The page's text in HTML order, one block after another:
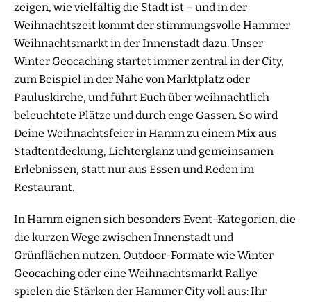
zeigen, wie vielfältig die Stadt ist – und in der
Weihnachtszeit kommt der stimmungsvolle Hammer
Weihnachtsmarkt in der Innenstadt dazu. Unser
Winter Geocaching startet immer zentral in der City,
zum Beispiel in der Nähe von Marktplatz oder
Pauluskirche, und führt Euch über weihnachtlich
beleuchtete Plätze und durch enge Gassen. So wird
Deine Weihnachtsfeier in Hamm zu einem Mix aus
Stadtentdeckung, Lichterglanz und gemeinsamen
Erlebnissen, statt nur aus Essen und Reden im
Restaurant.
In Hamm eignen sich besonders Event-Kategorien, die
die kurzen Wege zwischen Innenstadt und
Grünflächen nutzen. Outdoor-Formate wie Winter
Geocaching oder eine Weihnachtsmarkt Rallye
spielen die Stärken der Hammer City voll aus: Ihr